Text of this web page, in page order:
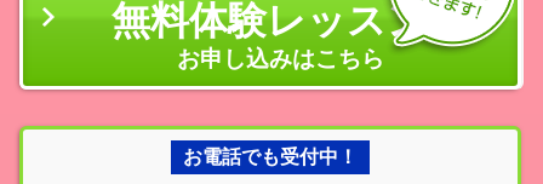
無料体験レッスン
お申し込みはこちら
お電話でも受付中！